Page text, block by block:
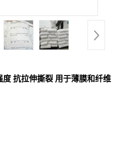
度 抗拉伸撕裂 用于薄膜和纤维